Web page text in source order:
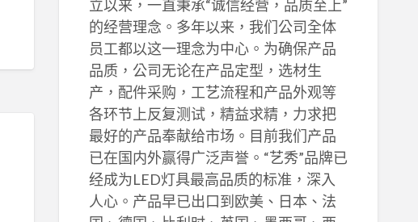
立以来，一直秉承“诚信经营，品质至上”
的经营理念。多年以来，我们公司全体
员工都以这一理念为中心。为确保产品
品质，公司无论在产品定型，选材生
产，配件采购，工艺流程和产品外观等
各环节上反复测试，精益求精，力求把
最好的产品奉献给市场。目前我们产品
已在国内外赢得广泛声誉。“艺秀”品牌已
经成为LED灯具最高品质的标准，深入
人心。产品早已出口到欧美、日本、法